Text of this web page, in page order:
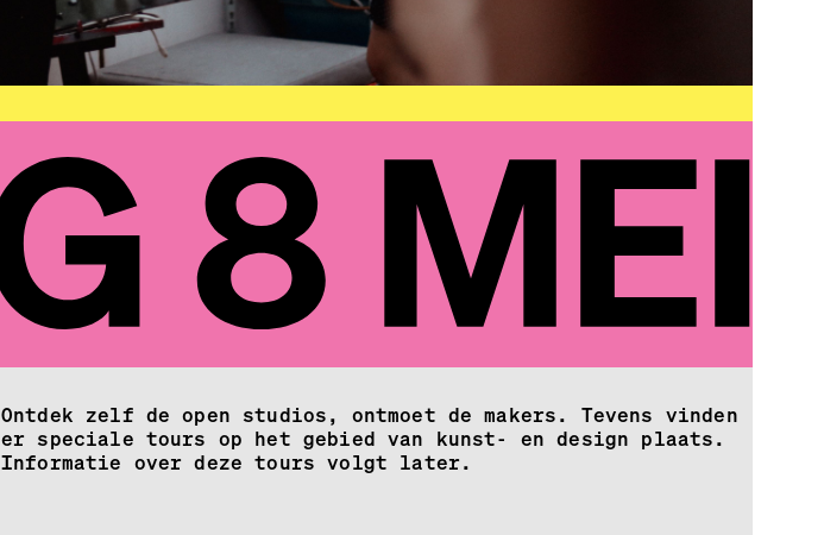
Ontdek zelf de open studios, ontmoet de makers. Tevens vinden
er speciale tours op het gebied van kunst- en design plaats.
Informatie over deze tours volgt later.